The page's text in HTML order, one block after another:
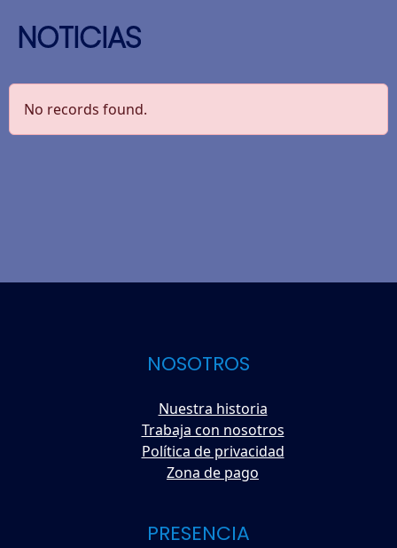
NOTICIAS
No records found.
NOSOTROS
Nuestra historia
Trabaja con nosotros
Política de privacidad
Zona de pago
PRESENCIA